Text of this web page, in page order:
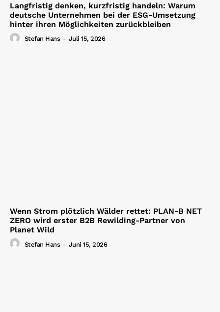
Langfristig denken, kurzfristig handeln: Warum
deutsche Unternehmen bei der ESG-Umsetzung
hinter ihren Möglichkeiten zurückbleiben
Stefan Hans - Juli 15, 2026
Wenn Strom plötzlich Wälder rettet: PLAN-B NET
ZERO wird erster B2B Rewilding-Partner von
Planet Wild
Stefan Hans - Juni 15, 2026